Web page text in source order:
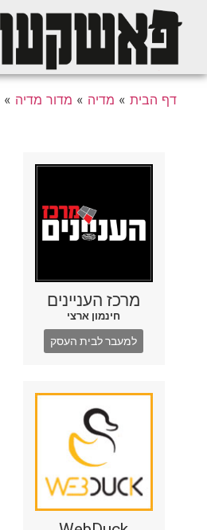
דף הבית » מדיה » מדור מדיה »
מרכז העניינים
חינמון ארצי
למעבר לבית העסק